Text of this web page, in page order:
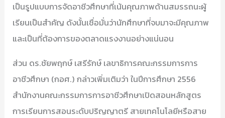
เป็นรูปแบบการจัดอาชีวศึกษาที่เน้นคุณภาพด้านสมรรถนะผู้
เรียนเป็นสำคัญ ดังนั้นเชื่อมั่นว่านักศึกษาที่จบมาจะมีคุณภาพ
และเป็นที่ต้องการของตลาดแรงงานอย่างแน่นอน
ส่วน ดร.ชัยพฤกษ์ เสรีรักษ์ เลขาธิการคณะกรรมการการ
อาชีวศึกษา (กอศ.) กล่าวเพิ่มเติมว่า ในปีการศึกษา 2556
สำนักงานคณะกรรมการการอาชีวศึกษาเปิดสอนหลักสูตร
การเรียนการสอนระดับปริญญาตรี สายเทคโนโลยีหรือสาย